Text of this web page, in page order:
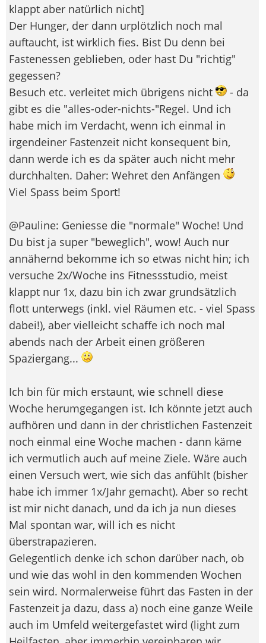
klappt aber natürlich nicht]
Der Hunger, der dann urplötzlich noch mal
auftaucht, ist wirklich fies. Bist Du denn bei
Fastenessen geblieben, oder hast Du "richtig"
gegessen?
Besuch etc. verleitet mich übrigens nicht
- da
gibt es die "alles-oder-nichts-"Regel. Und ich
habe mich im Verdacht, wenn ich einmal in
irgendeiner Fastenzeit nicht konsequent bin,
dann werde ich es da später auch nicht mehr
durchhalten. Daher: Wehret den Anfängen
Viel Spass beim Sport!
@Pauline: Geniesse die "normale" Woche! Und
Du bist ja super "beweglich", wow! Auch nur
annähernd bekomme ich so etwas nicht hin; ich
versuche 2x/Woche ins Fitnessstudio, meist
klappt nur 1x, dazu bin ich zwar grundsätzlich
flott unterwegs (inkl. viel Räumen etc. - viel Spass
dabei!), aber vielleicht schaffe ich noch mal
abends nach der Arbeit einen größeren
Spaziergang...
Ich bin für mich erstaunt, wie schnell diese
Woche herumgegangen ist. Ich könnte jetzt auch
aufhören und dann in der christlichen Fastenzeit
noch einmal eine Woche machen - dann käme
ich vermutlich auch auf meine Ziele. Wäre auch
einen Versuch wert, wie sich das anfühlt (bisher
habe ich immer 1x/Jahr gemacht). Aber so recht
ist mir nicht danach, und da ich ja nun dieses
Mal spontan war, will ich es nicht
überstrapazieren.
Gelegentlich denke ich schon darüber nach, ob
und wie das wohl in den kommenden Wochen
sein wird. Normalerweise führt das Fasten in der
Fastenzeit ja dazu, dass a) noch eine ganze Weile
auch im Umfeld weitergefastet wird (light zum